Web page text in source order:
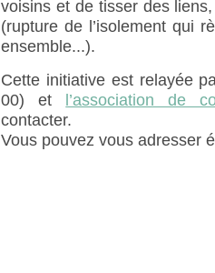
voisins et de tisser des
(rupture de l’isolement qui
ensemble...).
Cette initiative est relayée
00) et
l’association de
contacter.
Vous pouvez vous adresser